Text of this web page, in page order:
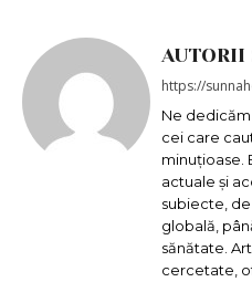
AUTORII
https://
Ne
cei care
minuțioase.
actuale și
subiecte,
globală,
sănătate.
cercetate,